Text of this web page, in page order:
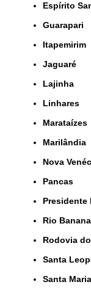
Espírito
Guarapari
Itapemirim
Jaguaré
Lajinha
Linhares
Marataízes
Marilândia
Nova
Pancas
Rio
Rodovia
Santa
Santa